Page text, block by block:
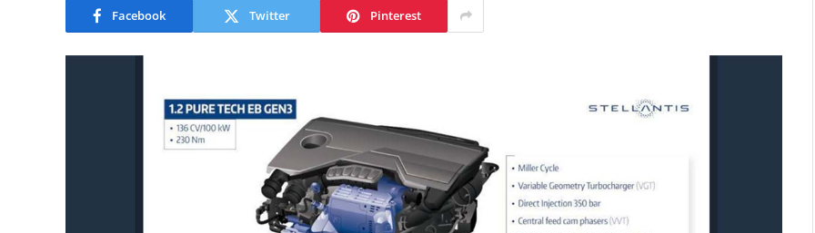
Facebook Twitter Pinterest